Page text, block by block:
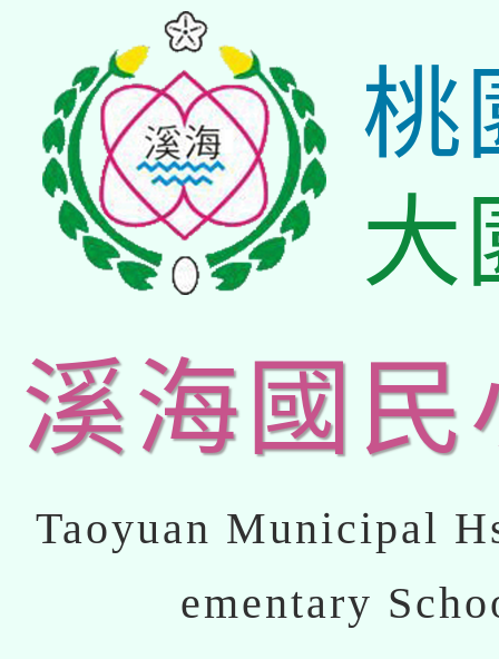
桃
大
溪海國民
Taoyuan Municipal
ementary